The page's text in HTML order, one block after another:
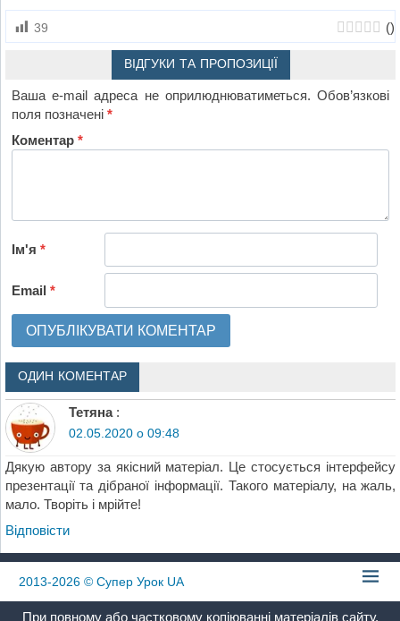
39 ()
ВІДГУКИ ТА ПРОПОЗИЦІЇ
Ваша e-mail адреса не оприлюднюватиметься. Обов’язкові
поля позначені*
Коментар*
Ім'я*
Email*
ОДИН КОМЕНТАР
Тетяна :
02.05.2020 о 09:48
Дякую автору за якісний матеріал. Це стосується інтерфейсу
презентації та дібраної інформації. Такого матеріалу, на жаль,
мало. Творіть і мрійте!
Відповіcти
2013-2026 © Супер Урок UA
При повному або частковому копіюванні матеріалів сайту,